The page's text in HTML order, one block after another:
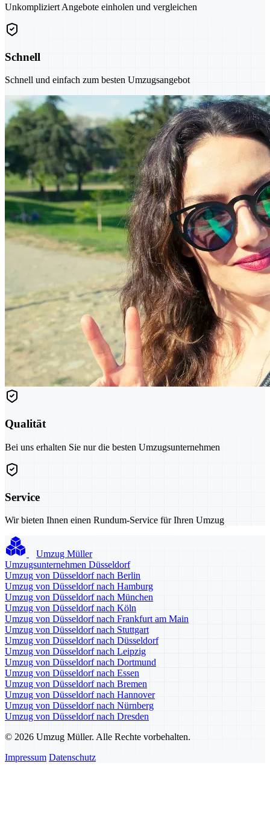
Unkompliziert Angebote einholen und vergleichen
Schnell
Schnell und einfach zum besten Umzugsangebot
Qualität
Bei uns erhalten Sie nur die besten Umzugsunternehmen
Service
Wir bieten Ihnen einen Rundum-Service für Ihren Umzug
Umzug Müller
Umzugsunternehmen Düsseldorf
Umzug von Düsseldorf nach Berlin
Umzug von Düsseldorf nach Hamburg
Umzug von Düsseldorf nach München
Umzug von Düsseldorf nach Köln
Umzug von Düsseldorf nach Frankfurt am Main
Umzug von Düsseldorf nach Stuttgart
Umzug von Düsseldorf nach Düsseldorf
Umzug von Düsseldorf nach Leipzig
Umzug von Düsseldorf nach Dortmund
Umzug von Düsseldorf nach Essen
Umzug von Düsseldorf nach Bremen
Umzug von Düsseldorf nach Hannover
Umzug von Düsseldorf nach Nürnberg
Umzug von Düsseldorf nach Dresden
© 2026 Umzug Müller. Alle Rechte vorbehalten.
Impressum Datenschutz